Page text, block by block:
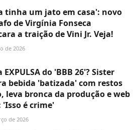
tinha um jato em casa': novo
de Virgínia Fonseca
a traição de Vini Jr. Veja!
de 2026
do 'BBB 26'? Sister
bebida 'batizada' com restos
leva bronca da produção e web
'Isso é crime'
de 2026